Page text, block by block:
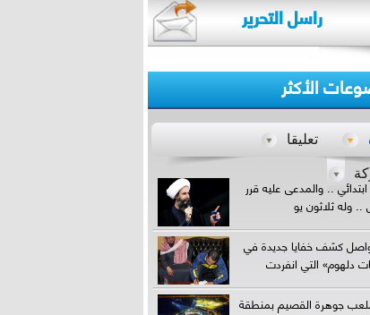
راسل التحرير
الأكثر